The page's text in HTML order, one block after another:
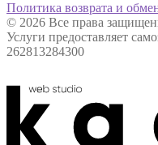
Политика возврата и
© 2026 Все права
Услуги предоставляет
262813284300